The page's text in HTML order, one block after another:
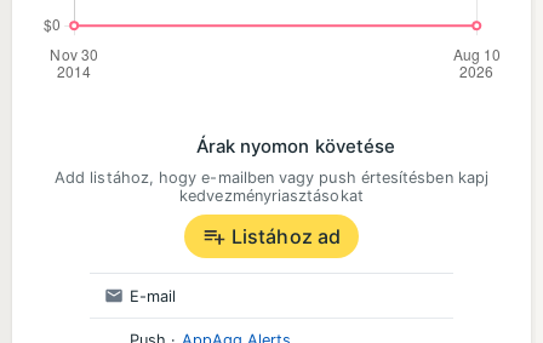
Árak nyomon követése
Add listához, hogy e-mailben vagy push értesítésben kapj
kedvezményriasztásokat
Listához ad
E-mail